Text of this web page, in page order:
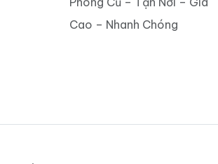
Cao – Nhanh Chóng